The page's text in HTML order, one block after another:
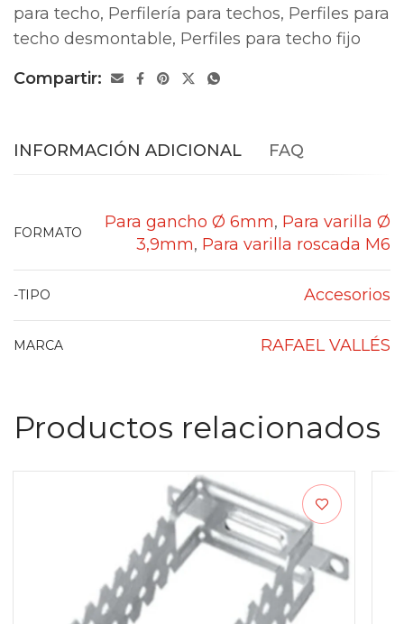
para techo, Perfilería para techos, Perfiles para
techo desmontable, Perfiles para techo fijo
Compartir:
INFORMACIÓN ADICIONAL FAQ
FORMATO
Para gancho Ø 6mm, Para varilla Ø
3,9mm, Para varilla roscada M6
-TIPO Accesorios
MARCA RAFAEL VALLÉS
Productos relacionados